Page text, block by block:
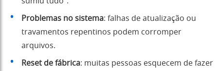
Problemas no sistema: falhas de atualização ou
travamentos repentinos podem corromper
arquivos.
Reset de fábrica: muitas pessoas esquecem de fazer